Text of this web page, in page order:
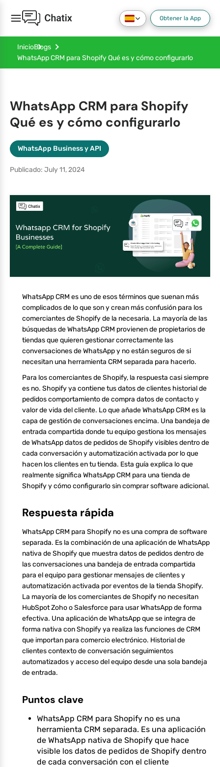
Obtener la App
InicioBlogs
WhatsApp CRM para Shopify Qué es y cómo configurarlo
WhatsApp CRM para Shopify
Qué es y cómo configurarlo
WhatsApp Business y API
Publicado: July 11, 2024
WhatsApp CRM es uno de esos términos que suenan más
complicados de lo que son y crean más confusión para los
comerciantes de Shopify de la necesaria. La mayoría de las
búsquedas de WhatsApp CRM provienen de propietarios de
tiendas que quieren gestionar correctamente las
conversaciones de WhatsApp y no están seguros de si
necesitan una herramienta CRM separada para hacerlo.
Para los comerciantes de Shopify, la respuesta casi siempre
es no. Shopify ya contiene tus datos de clientes historial de
pedidos comportamiento de compra datos de contacto y
valor de vida del cliente. Lo que añade WhatsApp CRM es la
capa de gestión de conversaciones encima. Una bandeja de
entrada compartida donde tu equipo gestiona los mensajes
de WhatsApp datos de pedidos de Shopify visibles dentro de
cada conversación y automatización activada por lo que
hacen los clientes en tu tienda. Esta guía explica lo que
realmente significa WhatsApp CRM para una tienda de
Shopify y cómo configurarlo sin comprar software adicional.
Respuesta rápida
WhatsApp CRM para Shopify no es una compra de software
separada. Es la combinación de una aplicación de WhatsApp
nativa de Shopify que muestra datos de pedidos dentro de
las conversaciones una bandeja de entrada compartida
para el equipo para gestionar mensajes de clientes y
automatización activada por eventos de la tienda Shopify.
La mayoría de los comerciantes de Shopify no necesitan
HubSpot Zoho o Salesforce para usar WhatsApp de forma
efectiva. Una aplicación de WhatsApp que se integra de
forma nativa con Shopify ya realiza las funciones de CRM
que importan para comercio electrónico. Historial de
clientes contexto de conversación seguimientos
automatizados y acceso del equipo desde una sola bandeja
de entrada.
Puntos clave
WhatsApp CRM para Shopify no es una
herramienta CRM separada. Es una aplicación
de WhatsApp nativa de Shopify que hace
visible los datos de pedidos de Shopify dentro
de cada conversación con el cliente